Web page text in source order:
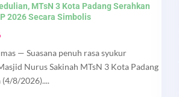
MTsN 3 Kota Padang Serahkan
2026 Secara Simbolis
— Suasana penuh rasa syukur
Nurus Sakinah MTsN 3 Kota Padang
(4/8/2026)....